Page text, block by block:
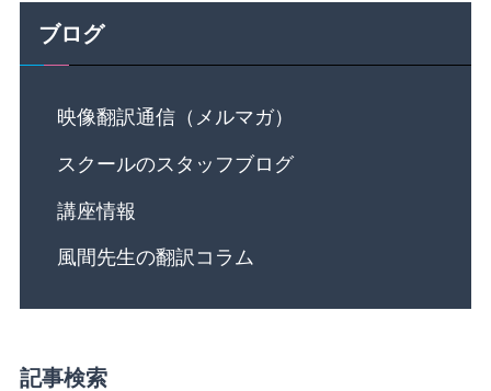
ブログ
映像翻訳通信（メルマガ）
スクールのスタッフブログ
講座情報
風間先生の翻訳コラム
記事検索